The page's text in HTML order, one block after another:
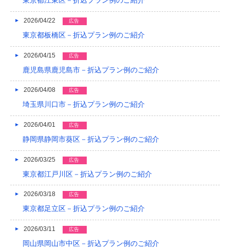
2021/05
2021/04
2020/12
2020/08
2020/04
2019/12
2019/08
2019/07
2019/06
2019/05
2026/04/22 広告
東京都板橋区－折込プラン例のご紹介
2026/04/15 広告
鹿児島県鹿児島市－折込プラン例のご紹介
2026/04/08 広告
埼玉県川口市－折込プラン例のご紹介
2026/04/01 広告
静岡県静岡市葵区－折込プラン例のご紹介
2026/03/25 広告
東京都江戸川区－折込プラン例のご紹介
2026/03/18 広告
東京都足立区－折込プラン例のご紹介
2026/03/11 広告
岡山県岡山市中区－折込プラン例のご紹介